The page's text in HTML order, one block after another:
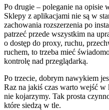
Po drugie – poleganie na opisie
Sklepy z aplikacjami nie są w
zachowania rozszerzenia po
patrzeć przede wszystkim na
o dostęp do proxy, ruchu,
ruchem, to trzeba mieć
kontrolę nad przeglądarką.
Po trzecie, dobrym nawykiem
Raz na jakiś czas warto wejść
nie kojarzymy. Tak prosta
które siedzą w tle.